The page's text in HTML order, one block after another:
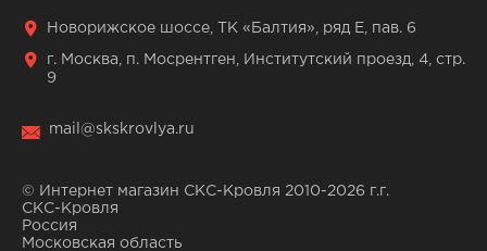
Новорижское шоссе, ТК «Балтия», ряд Е, пав. 6
г. Москва, п. Мосрентген, Институтский проезд, 4, стр.
9
mail@skskrovlya.ru
© Интернет магазин СКС-Кровля 2010-2026 г.г.
СКС-Кровля
Россия
Московская область